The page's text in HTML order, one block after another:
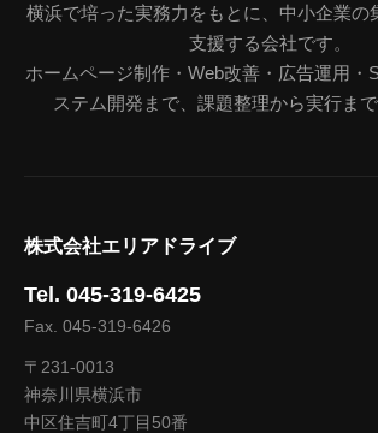
横浜で培った実務力をもとに、中小企業の
支援する会社です。
ホームページ制作・Web改善・広告運用・
ステム開発まで、課題整理から実行まで
株式会社エリアドライブ
Tel. 045-319-6425
Fax. 045-319-6426
〒231-0013
神奈川県横浜市
中区住吉町4丁目50番